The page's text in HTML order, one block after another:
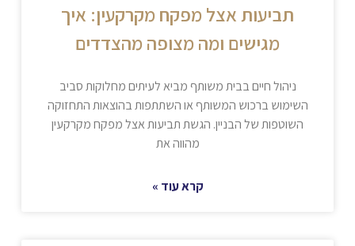
תביעות אצל מפקח מקרקעין: איך
מגישים ומה מצופה מהצדדים
ניהול חיים בבית משותף מביא לעיתים מחלוקות סביב
השימוש ברכוש המשותף או השתתפות בהוצאות התחזוקה
השוטפות של הבניין. הגשת תביעות אצל מפקח מקרקעין
מהווה את
קרא עוד »